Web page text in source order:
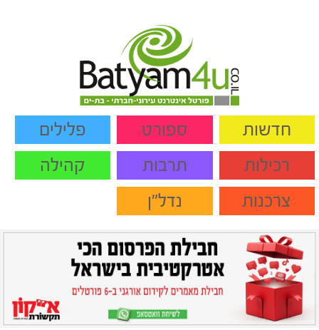
חדשות ספורט
פלילים
רכילות
תרבות
קהילה
צרכנות
נדל"ן